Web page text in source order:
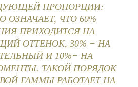
ПРОПОРЦИИ:
ОЗНАЧАЕТ, ЧТО 60%
ПРИХОДИТСЯ НА
ОТТЕНОК, 30% − НА
И 10%− НА
ТАКОЙ ПОРЯДОК
ГАММЫ РАБОТАЕТ НА